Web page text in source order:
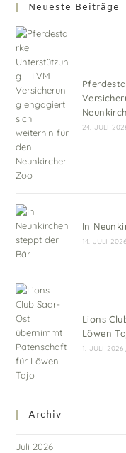
Neueste Beiträge
24. JULI
In
14. JULI 2026
Lions
Löwen
1. JULI 2026
Archiv
Juli 2026